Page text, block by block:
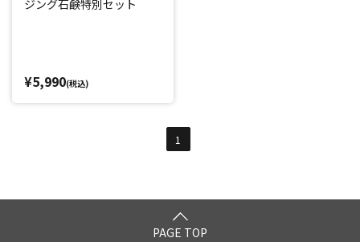
ジング石鹸特別セット
¥5,990(税込)
1
PAGE TOP